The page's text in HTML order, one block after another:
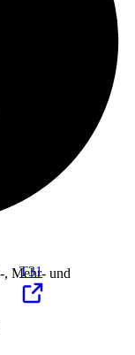
, Mehr- und
T31